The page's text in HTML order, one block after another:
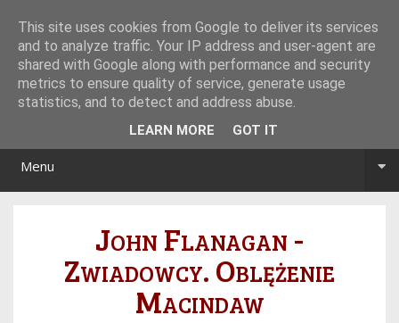
Menu
John Flanagan -
Zwiadowcy. Oblężenie
Macindaw
This site uses cookies from Google to deliver its services
and to analyze traffic. Your IP address and user-agent are
shared with Google along with performance and security
metrics to ensure quality of service, generate usage
statistics, and to detect and address abuse.
LEARN MORE GOT IT